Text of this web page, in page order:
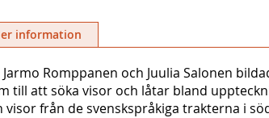
Jarmo Romppanen och Juulia Salonen
till att söka visor och låtar bland
visor från de svenskspråkiga trakterna i
information